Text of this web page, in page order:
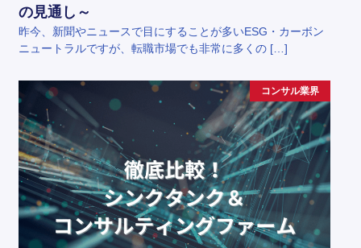
の見通し～
昨今、新聞やニュースで目にすることが多いESG・カーボン
ニュートラルですが、転職市場でも非常に多くの […]
コンサル業界